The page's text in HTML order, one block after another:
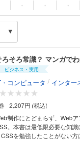
・ ・ ・
ろそろ常識？ マンガで
ビジネス・実用
コンピュータ / インター
2,207円 (税込)
制作にとどまらず、Web
。本書は最低限必要な知
CSSを勉強したことがない